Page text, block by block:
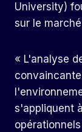
University)
sur le
« L'analyse
s'appliquent